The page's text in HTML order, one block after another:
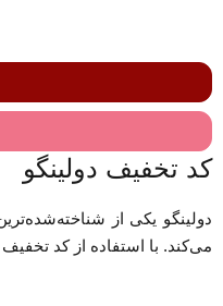
کد تخفیف دولینگو
دولینگو یکی از
می‌کند. با استفاده از کد